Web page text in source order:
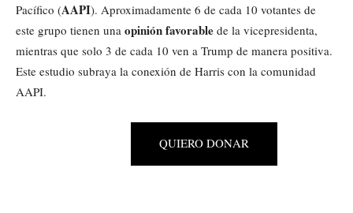
Pacífico (AAPI). Aproximadamente 6 de cada 10 votantes de
este grupo tienen una opinión favorable de la vicepresidenta,
mientras que solo 3 de cada 10 ven a Trump de manera positiva.
Este estudio subraya la conexión de Harris con la comunidad
AAPI.
QUIERO DONAR